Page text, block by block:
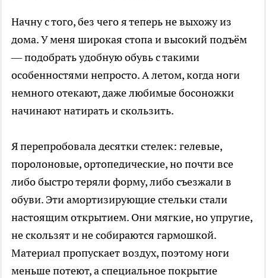
Начну с того, без чего я теперь не выхожу из
дома. У меня широкая стопа и высокий подъём
— подобрать удобную обувь с такими
особенностями непросто. А летом, когда ноги
немного отекают, даже любимые босоножки
начинают натирать и скользить.
Я перепробовала десятки стелек: гелевые,
поролоновые, ортопедические, но почти все
либо быстро теряли форму, либо съезжали в
обуви. Эти амортизирующие стельки стали
настоящим открытием. Они мягкие, но упругие,
не скользят и не собираются гармошкой.
Материал пропускает воздух, поэтому ноги
меньше потеют, а специальное покрытие